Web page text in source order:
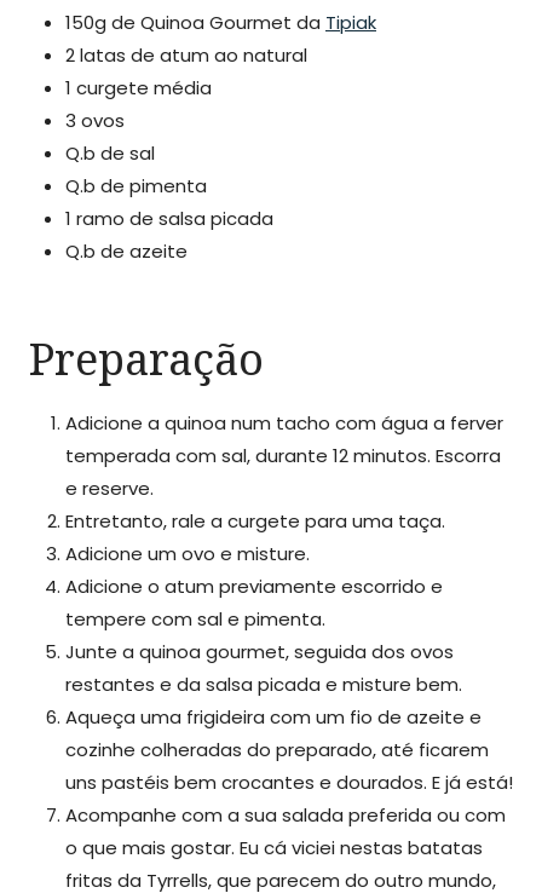
150g de Quinoa Gourmet da Tipiak
2 latas de atum ao natural
1 curgete média
3 ovos
Q.b de sal
Q.b de pimenta
1 ramo de salsa picada
Q.b de azeite
Preparação
Adicione a quinoa num tacho com água a ferver
temperada com sal, durante 12 minutos. Escorra
e reserve.
Entretanto, rale a curgete para uma taça.
Adicione um ovo e misture.
Adicione o atum previamente escorrido e
tempere com sal e pimenta.
Junte a quinoa gourmet, seguida dos ovos
restantes e da salsa picada e misture bem.
Aqueça uma frigideira com um fio de azeite e
cozinhe colheradas do preparado, até ficarem
uns pastéis bem crocantes e dourados. E já está!
Acompanhe com a sua salada preferida ou com
o que mais gostar. Eu cá viciei nestas batatas
fritas da Tyrrells, que parecem do outro mundo,